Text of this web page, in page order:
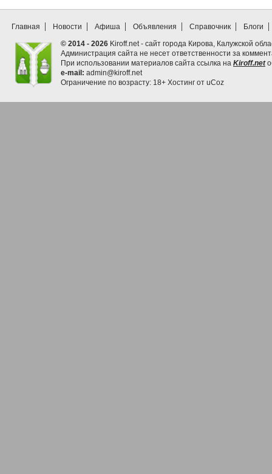
Главная Новости Афиша Объявления Справочник
Блоги
© 2014 - 2026 Kiroff.net - сайт города Кирова, Калужской
Администрация сайта не несет ответственности за
При использовании материалов сайта ссылка на Kiroff.net
e-mail: admin@kiroff.net
Ограничение по возрасту: 18+ Хостинг от uCoz